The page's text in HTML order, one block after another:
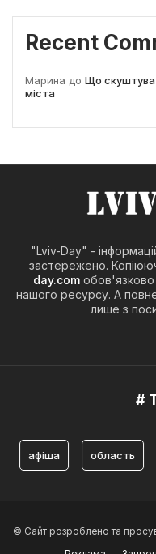
Recent
Марина до Що
міста
"Lviv-Day" -
застережено.
day.com обов'язково
нашого ресурсу. А
лише з
#
область туризм
© Сайт розроблено та